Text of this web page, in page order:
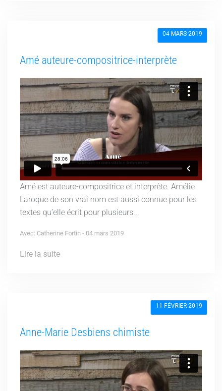
04 MARS 2019
Amé auteure-compositrice-interprète
Amé est auteure-compositrice et interprète. Amélie
Laroque de son vrai nom est aussi connue pour les
textes qu’elle écrit pour plusieurs...
Avec: Catherine Fortin - 04 mars 2019
Lire la suite
11 FÉVRIER 2019
Anne-Marie Desbiens chimiste